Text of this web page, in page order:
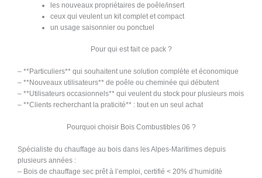
les nouveaux propriétaires de poêle/insert
ceux qui veulent un kit complet et compact
un usage saisonnier ou ponctuel
Pour qui est fait ce pack ?
– **Particuliers** qui souhaitent une solution complète et économique
– **Nouveaux utilisateurs** de poêle ou cheminée qui débutent
– **Utilisateurs occasionnels** qui veulent du stock pour plusieurs mois
– **Clients recherchant la praticité** : tout en un seul achat
Pourquoi choisir Bois Combustibles 06 ?
Spécialiste du chauffage au bois dans les Alpes-Maritimes depuis
plusieurs années :
– Bois de chauffage sec prêt à l’emploi, certifié < 20% d’humidité